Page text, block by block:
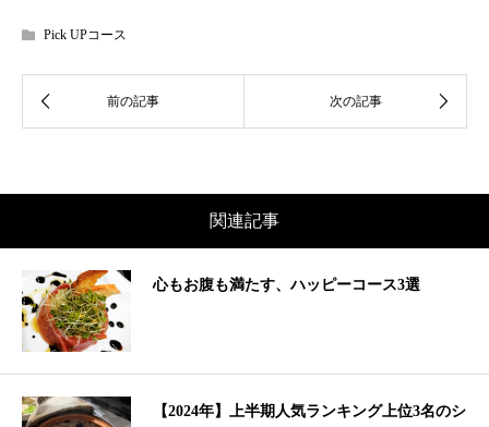
Pick UPコース
関連記事
心もお腹も満たす、ハッピーコース3選
【2024年】上半期人気ランキング上位3名のシ